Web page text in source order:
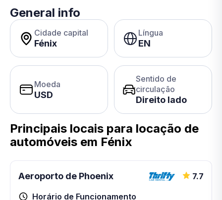
General info
Cidade capital
Fénix
Língua
EN
Moeda
USD
Sentido de
circulação
Direito lado
Principais locais para locação de
automóveis em Fénix
Aeroporto de Phoenix 7.7
Horário de Funcionamento